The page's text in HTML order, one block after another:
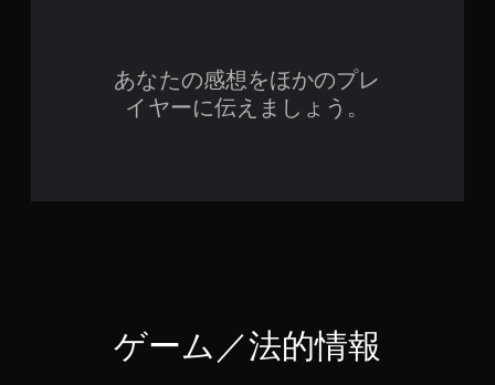
あなたの感想をほかのプレ
イヤーに伝えましょう。
ゲーム／法的情報